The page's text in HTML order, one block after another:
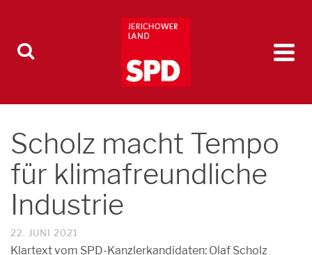
Scholz macht Tempo
für klimafreundliche
Industrie
22. JUNI 2021
Klartext vom SPD-Kanzlerkandidaten: Olaf Scholz